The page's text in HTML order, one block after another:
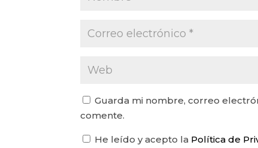
Guarda mi nombre, correo
comente.
He leído y acepto la Política de